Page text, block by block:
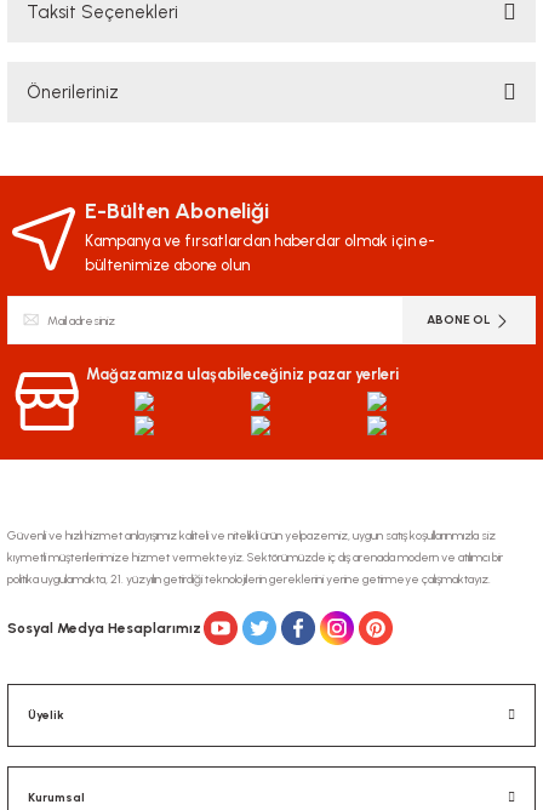
Taksit Seçenekleri
Önerileriniz
iletebilirsiniz.
Görüş ve önerileriniz için teşekkür ederiz.
Ürün açıklamasında eksik bilgiler bulunuyor.
Ürün fiyatı diğer sitelerden daha pahalı.
Bu ürüne benzer farklı alternatifler olmalı.
Gönder
E-Bülten Aboneliği
Kampanya ve fırsatlardan haberdar olmak için e-
bültenimize abone olun
ABONE OL
Mağazamıza ulaşabileceğiniz pazar yerleri
Güvenli ve hızlı hizmet anlayışımız kaliteli ve nitelikli ürün yelpazemiz, uygun satış koşullarınmızla siz
kıymetli müşterilerimize hizmet vermekteyiz. Sektörümüzde iç dış arenada modern ve atılımcı bir
politika uygulamakta, 21. yüzyılın getirdiği teknolojilerin gereklerini yerine getirmeye çalışmaktayız.
Sosyal Medya Hesaplarımız
Üyelik
Kurumsal